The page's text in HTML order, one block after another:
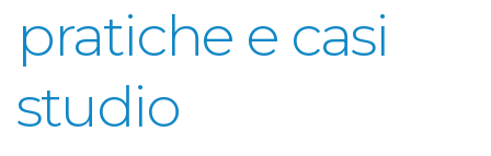
pratiche e casi
studio